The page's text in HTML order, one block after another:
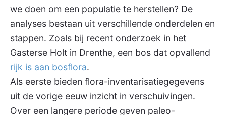
we doen om een populatie te herstellen? De
analyses bestaan uit verschillende onderdelen en
stappen. Zoals bij recent onderzoek in het
Gasterse Holt in Drenthe, een bos dat opvallend
rijk is aan bosflora.
Als eerste bieden flora-inventarisatiegegevens
uit de vorige eeuw inzicht in verschuivingen.
Over een langere periode geven paleo-